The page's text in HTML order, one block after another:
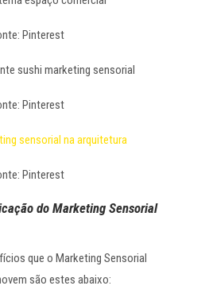
Pinterest
Pinterest
Pinterest
do Marketing Sensorial
que o Marketing Sensorial
são estes abaixo: